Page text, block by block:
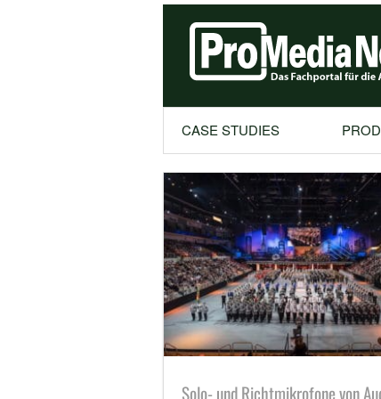
CASE STUDIES
Solo- und Richtmikrofone von